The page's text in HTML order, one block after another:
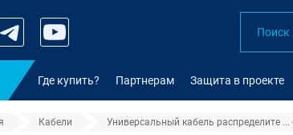
Где купить? Партнерам Защита в проекте
Кабели Универсальный кабель распределите ...